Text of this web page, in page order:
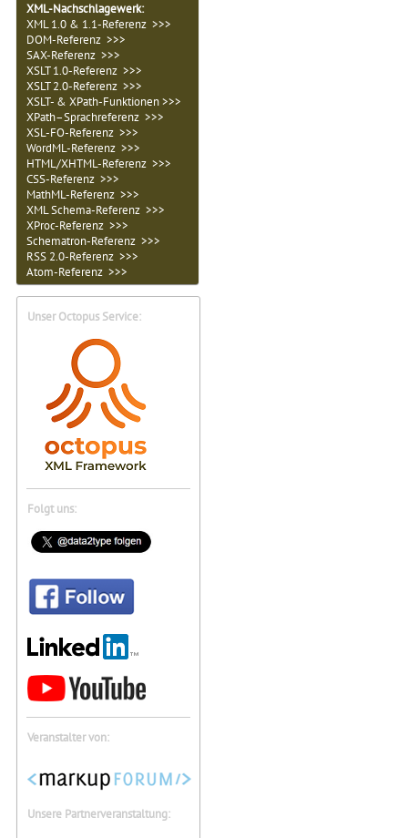
XML-Nachschlagewerk:
XML 1.0 & 1.1-Referenz >>>
DOM-Referenz >>>
SAX-Referenz >>>
XSLT 1.0-Referenz >>>
XSLT 2.0-Referenz >>>
XSLT- & XPath-Funktionen >>>
XPath–Sprachreferenz >>>
XSL-FO-Referenz >>>
WordML-Referenz >>>
HTML/XHTML-Referenz >>>
CSS-Referenz >>>
MathML-Referenz >>>
XML Schema-Referenz >>>
XProc-Referenz >>>
Schematron-Referenz >>>
RSS 2.0-Referenz >>>
Atom-Referenz >>>
Unser Octopus Service:
Folgt uns:
Veranstalter von:
Unsere Partnerveranstaltung: